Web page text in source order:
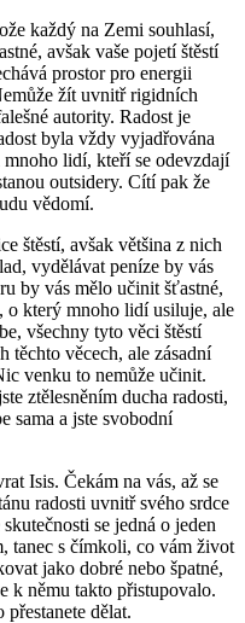
každý na Zemi souhlasí,
avšak vaše pojetí štěstí
prostor pro energii
žít uvnitř rigidních
autority. Radost je
byla vždy vyjadřována
lidí, kteří se odevzdají
outsidery. Cítí pak že
vědomí.
štěstí, avšak většina z nich
vydělávat peníze by vás
by vás mělo učinit šťastné,
o který mnoho lidí usiluje, ale
všechny tyto věci štěstí
těchto věcech, ale zásadní
venku to nemůže učinit.
ztělesněním ducha radosti,
sama a jste svobodní
Isis. Čekám na vás, až se
radosti uvnitř svého srdce
se jedná o jeden
tanec s čímkoli, co vám život
jako dobré nebo špatné,
k němu takto přistupovalo.
dělat.